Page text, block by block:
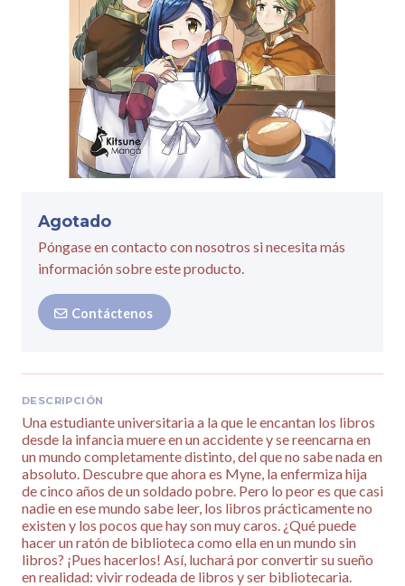
Agotado
Póngase en contacto con nosotros si necesita más
información sobre este producto.
Contáctenos
DESCRIPCIÓN
Una estudiante universitaria a la que le encantan los libros
desde la infancia muere en un accidente y se reencarna en
un mundo completamente distinto, del que no sabe nada en
absoluto. Descubre que ahora es Myne, la enfermiza hija
de cinco años de un soldado pobre. Pero lo peor es que casi
nadie en ese mundo sabe leer, los libros prácticamente no
existen y los pocos que hay son muy caros. ¿Qué puede
hacer un ratón de biblioteca como ella en un mundo sin
libros? ¡Pues hacerlos! Así, luchará por convertir su sueño
en realidad: vivir rodeada de libros y ser bibliotecaria.